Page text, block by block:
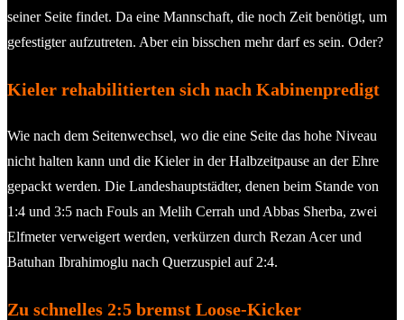
seiner Seite findet. Da eine Mannschaft, die noch Zeit benötigt, um
gefestigter aufzutreten. Aber ein bisschen mehr darf es sein. Oder?
Kieler rehabilitierten sich nach Kabinenpredigt
Wie nach dem Seitenwechsel, wo die eine Seite das hohe Niveau
nicht halten kann und die Kieler in der Halbzeitpause an der Ehre
gepackt werden. Die Landeshauptstädter, denen beim Stande von
1:4 und 3:5 nach Fouls an Melih Cerrah und Abbas Sherba, zwei
Elfmeter verweigert werden, verkürzen durch Rezan Acer und
Batuhan Ibrahimoglu nach Querzuspiel auf 2:4.
Zu schnelles 2:5 bremst Loose-Kicker